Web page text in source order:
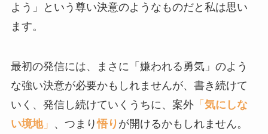
よう」という尊い決意のようなものだと私は思い
ます。
最初の発信には、まさに「嫌われる勇気」のよう
な強い決意が必要かもしれませんが、書き続けて
いく、発信し続けていくうちに、案外「 気にしな
い境地」 、つまり悟り が開けるかもしれません。